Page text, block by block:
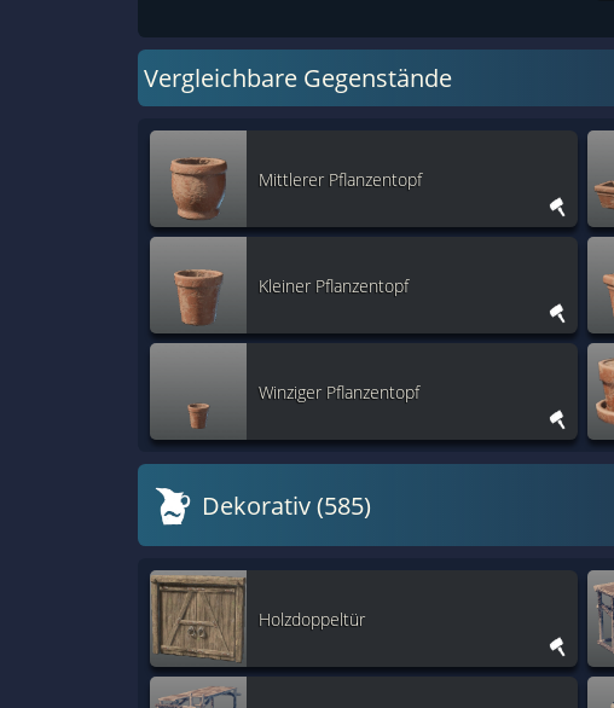
Vergleichbare Gegenstände
Mittlerer Pflanzentopf
Kleiner Pflanzentopf
Winziger Pflanzentopf
Dekorativ (585)
Holzdoppeltür